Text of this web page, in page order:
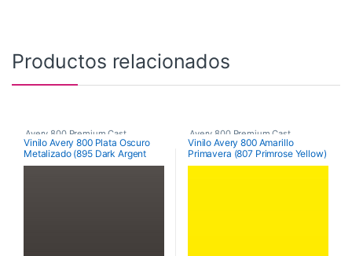
Productos relacionados
Avery 800 Premium Cast
Vinilo Avery 800 Plata Oscuro
Metalizado (895 Dark Argent
Metallic)
Avery 800 Premium Cast
Vinilo Avery 800 Amarillo
Primavera (807 Primrose Yellow)